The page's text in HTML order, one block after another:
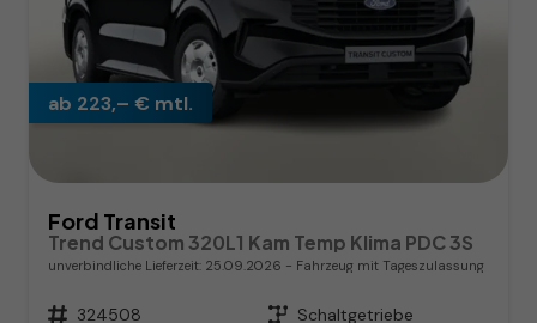
ab 223,– € mtl.
Ford Transit
Trend Custom 320L1 Kam Temp Klima PDC 3S
unverbindliche Lieferzeit: 25.09.2026 Fahrzeug mit Tageszulassung
Fahrzeugnr. 324508 Getriebe Schaltgetriebe